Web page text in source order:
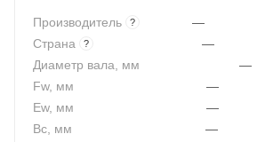
Производитель ? —
Страна
? —
Диаметр вала, мм
—
Fw, мм
—
Ew, мм
—
Bc, мм
—